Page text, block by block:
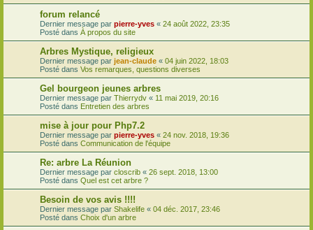
forum relancé
Dernier message par pierre-yves « 24 août 2022, 23:35
Posté dans À propos du site
Arbres Mystique, religieux
Dernier message par jean-claude « 04 juin 2022, 18:03
Posté dans Vos remarques, questions diverses
Gel bourgeon jeunes arbres
Dernier message par Thierrydv « 11 mai 2019, 20:16
Posté dans Entretien des arbres
mise à jour pour Php7.2
Dernier message par pierre-yves « 24 nov. 2018, 19:36
Posté dans Communication de l'équipe
Re: arbre La Réunion
Dernier message par closcrib « 26 sept. 2018, 13:00
Posté dans Quel est cet arbre ?
Besoin de vos avis !!!!
Dernier message par Shakelife « 04 déc. 2017, 23:46
Posté dans Choix d'un arbre